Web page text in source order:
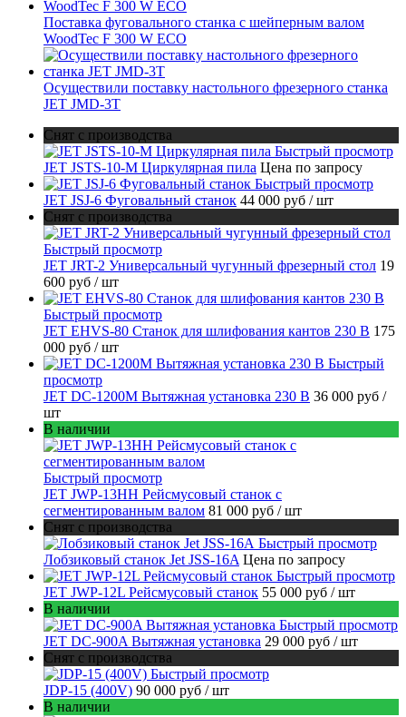
Поставка фуговального станка с шейперным валом
WoodTec F 300 W ECO
Осуществили поставку настольного фрезерного станка
JET JMD-3T
Снят с производства
Быстрый просмотр
JET JSTS-10-M Циркулярная пила Цена по запросу
Быстрый просмотр
JET JSJ-6 Фуговальный станок 44 000 руб / шт
Снят с производства
Быстрый просмотр
JET JRT-2 Универсальный чугунный фрезерный стол 19
600 руб / шт
Быстрый просмотр
JET EHVS-80 Станок для шлифования кантов 230 В 175
000 руб / шт
Быстрый
просмотр
JET DC-1200M Вытяжная установка 230 В 36 000 руб /
шт
В наличии
Быстрый просмотр
JET JWP-13HH Рейсмусовый станок с
сегментированным валом 81 000 руб / шт
Снят с производства
Быстрый просмотр
Лобзиковый станок Jet JSS-16A Цена по запросу
Быстрый просмотр
JET JWP-12L Рейсмусовый станок 55 000 руб / шт
В наличии
Быстрый просмотр
JET DC-900A Вытяжная установка 29 000 руб / шт
Снят с производства
Быстрый просмотр
JDP-15 (400V) 90 000 руб / шт
В наличии